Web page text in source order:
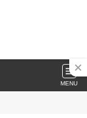
MENU